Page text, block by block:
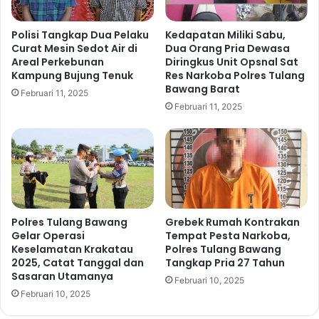
L
a
m
p
u
n
a
h
u
2
0
2
5
K
a
p
o
l
r
T
u
l
a
n
g
B
a
w
a
g
B
Polisi Tangkap Dua Pelaku
Curat Mesin Sedot Air di
Areal Perkebunan
Kampung Bujung Tenuk
Februari 11, 2025
Kedapatan Miliki Sabu,
Dua Orang Pria Dewasa
Diringkus Unit Opsnal Sat
Res Narkoba Polres Tulang
Bawang Barat
Februari 11, 2025
Polres Tulang Bawang
Gelar Operasi
Keselamatan Krakatau
2025, Catat Tanggal dan
Sasaran Utamanya
Februari 10, 2025
Grebek Rumah Kontrakan
Tempat Pesta Narkoba,
Polres Tulang Bawang
Tangkap Pria 27 Tahun
Februari 10, 2025